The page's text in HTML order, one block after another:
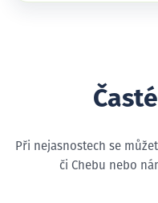
Při nejasnostech se
či Chebu nebo